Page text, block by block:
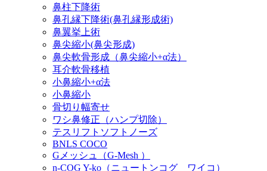
鼻柱下降術
鼻孔縁下降術(鼻孔縁形成術)
鼻翼挙上術
鼻尖縮小(鼻尖形成)
鼻尖軟骨形成（鼻尖縮小+α法）
耳介軟骨移植
小鼻縮小+α法
小鼻縮小
骨切り幅寄せ
ワシ鼻修正（ハンプ切除）
テスリフトソフトノーズ
BNLS COCO
Gメッシュ（G-Mesh ）
n-COG Y-ko（ニュートンコグ ワイコ）